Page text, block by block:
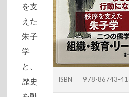
ISBN 978-86743-
を支
えた
朱子
学
と、
歴史